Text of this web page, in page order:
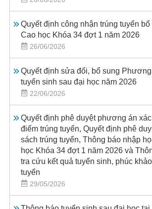
Quyết định công nhận trúng tuyển bổ
Cao học Khóa 34 đợt 1 năm 2026
26/06/2026
Quyết định sửa đổi, bổ sung
tuyển sinh sau đại học năm 2026
22/06/2026
Quyết định phê duyệt phương án
điểm trúng tuyển, Quyết định phê
sách trúng tuyển, Thông báo nhập
học Khóa 34 đợt 1 năm 2026 và
tra cứu kết quả tuyển sinh, phúc
tuyển
29/05/2026